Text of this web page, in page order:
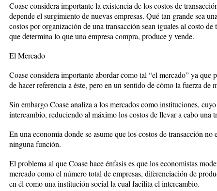
Coase considera importante la existencia de los costos de
depende el surgimiento de nuevas empresas. Qué tan grande sea
costos por organización de una transacción sean iguales al costo
que determina lo que una empresa compra, produce y vende.
El Mercado
Coase considera importante abordar como tal “el mercado” ya
de hacer referencia a éste, pero en un sentido de cómo la fuerza de
Sin embargo Coase analiza a los mercados como instituciones,
intercambio, reduciendo al máximo los costos de llevar a cabo una
En una economía donde se asume que los costos de transacción no
ninguna función.
El problema al que Coase hace énfasis es que los economistas
mercado como el número total de empresas, diferenciación de
en él como una institución social la cual facilita el intercambio.